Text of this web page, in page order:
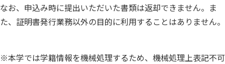
なお、申込み時に提出いただいた書類は返却できません。ま
た、証明書発行業務以外の目的に利用することはありません。
※本学では学籍情報を機械処理するため、機械処理上表記不可